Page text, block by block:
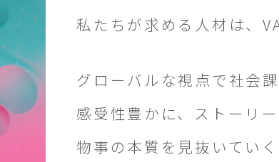
私たちが求める人材は、
グローバルな視点で社会課
感受性豊かに、ストーリー
物事の本質を見抜いていく